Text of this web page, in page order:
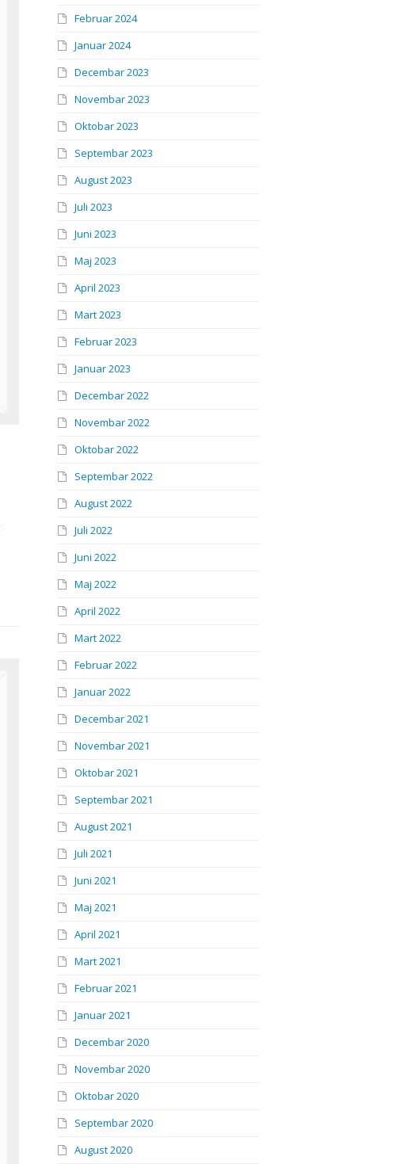
Februar 2024
Januar 2024
Decembar 2023
Novembar 2023
Oktobar 2023
Septembar 2023
August 2023
Juli 2023
Juni 2023
Maj 2023
April 2023
Mart 2023
Februar 2023
Januar 2023
Decembar 2022
Novembar 2022
Oktobar 2022
Septembar 2022
August 2022
Juli 2022
Juni 2022
Maj 2022
April 2022
Mart 2022
Februar 2022
Januar 2022
Decembar 2021
Novembar 2021
Oktobar 2021
Septembar 2021
August 2021
Juli 2021
Juni 2021
Maj 2021
April 2021
Mart 2021
Februar 2021
Januar 2021
Decembar 2020
Novembar 2020
Oktobar 2020
Septembar 2020
August 2020